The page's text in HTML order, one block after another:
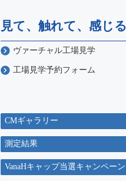
見て、触れて、感じる
ヴァーチャル工場見学
工場見学予約フォーム
CMギャラリー
測定結果
VanaHキャップ当選キャンペーン